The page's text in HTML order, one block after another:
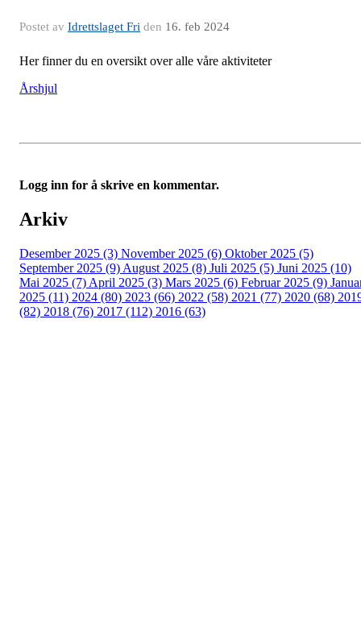
Postet av Idrettslaget Fri den 16. feb 2024
Her finner du en oversikt over alle våre aktiviteter
Årshjul
Logg inn for å skrive en kommentar.
Arkiv
Desember 2025 (3) November 2025 (6) Oktober 2025 (5)
September 2025 (9) August 2025 (8) Juli 2025 (5) Juni 2025 (10)
Mai 2025 (7) April 2025 (3) Mars 2025 (6) Februar 2025 (9)
2025 (11) 2024 (80) 2023 (66) 2022 (58) 2021 (77) 2020 (68)
(82) 2018 (76) 2017 (112) 2016 (63)